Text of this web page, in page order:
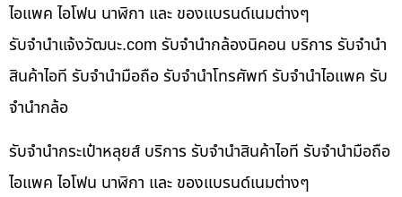
ไอแพค ไอโฟน นาฬิกา และ ของแบรนด์เนมต่างๆ
รับจํานําแจ้งวัฒนะ.com รับจำนำกล้องนิคอน บริการ รับจำนำ
สินค้าไอที รับจำนำมือถือ รับจำนำโทรศัพท์ รับจำนำไอแพค รับ
จำนำกล้อ
รับจำนำกระเป๋าหลุยส์ บริการ รับจำนำสินค้าไอที รับจำนำมือถือ
ไอแพค ไอโฟน นาฬิกา และ ของแบรนด์เนมต่างๆ